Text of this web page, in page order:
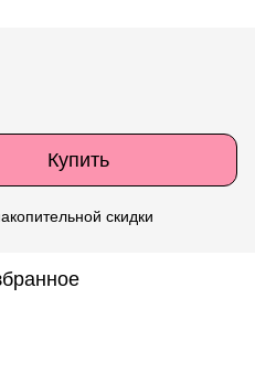
Купить
скидки